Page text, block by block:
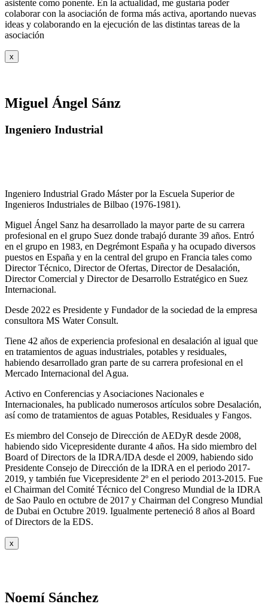
asistente como ponente. En la actualidad, me gustaría poder
colaborar con la asociación de forma más activa, aportando nuevas
ideas y colaborando en la ejecución de las distintas tareas de la
asociación
x
Miguel Ángel Sánz
Ingeniero Industrial
Ingeniero Industrial Grado Máster por la Escuela Superior de
Ingenieros Industriales de Bilbao (1976-1981).
Miguel Ángel Sanz ha desarrollado la mayor parte de su carrera
profesional en el grupo Suez donde trabajó durante 39 años. Entró
en el grupo en 1983, en Degrémont España y ha ocupado diversos
puestos en España y en la central del grupo en Francia tales como
Director Técnico, Director de Ofertas, Director de Desalación,
Director Comercial y Director de Desarrollo Estratégico en Suez
Internacional.
Desde 2022 es Presidente y Fundador de la sociedad de la empresa
consultora MS Water Consult.
Tiene 42 años de experiencia profesional en desalación al igual que
en tratamientos de aguas industriales, potables y residuales,
habiendo desarrollado gran parte de su carrera profesional en el
Mercado Internacional del Agua.
Activo en Conferencias y Asociaciones Nacionales e
Internacionales, ha publicado numerosos artículos sobre Desalación,
así como de tratamientos de aguas Potables, Residuales y Fangos.
Es miembro del Consejo de Dirección de AEDyR desde 2008,
habiendo sido Vicepresidente durante 4 años. Ha sido miembro del
Board of Directors de la IDRA/IDA desde el 2009, habiendo sido
Presidente Consejo de Dirección de la IDRA en el periodo 2017-
2019, y también fue Vicepresidente 2º en el periodo 2013-2015. Fue
el Chairman del Comité Técnico del Congreso Mundial de la IDRA
de Sao Paulo en octubre de 2017 y Chairman del Congreso Mundial
de Dubai en Octubre 2019. Igualmente perteneció 8 años al Board
of Directors de la EDS.
x
Noemí Sánchez